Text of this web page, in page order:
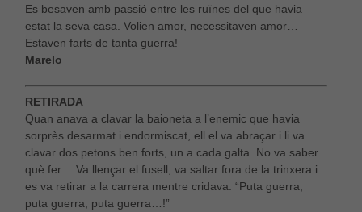
Es besaven amb passió entre les ruïnes del que havia
estat la seva casa. Volien amor, necessitaven amor…
Estaven farts de tanta guerra!
Marelo
RETIRADA
Quan anava a clavar la baioneta a l’enemic que havia
sorprès desarmat i endormiscat, ell el va abraçar i li va
clavar dos petons ben forts, un a cada galta. No va saber
què fer… Va llençar el fusell, va saltar fora de la trinxera i
es va retirar a la carrera mentre cridava: “Puta guerra,
puta guerra, puta guerra…!”